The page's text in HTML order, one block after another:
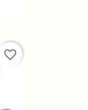
favorite_border